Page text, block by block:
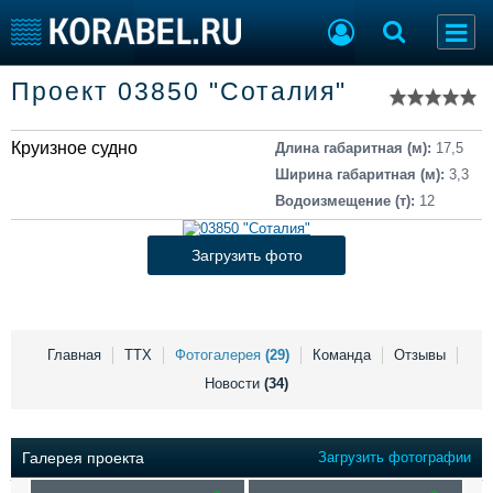
Тип судна
Добавить судно
Добавить проект
Последние 100
Пульс
Крюинг
Торговая площадка
Доска объявлений
Продажа флота
Оборудование
Услуги
Конференции
Флот
Проект 03850 "Соталия"
Круизное судно Длина габаритная (м): 17,5
Ширина габаритная (м): 3,3
Водоизмещение (т): 12
Загрузить фото
Главная ТТХ Фотогалерея (29) Команда
Отзывы
Новости (34)
Галерея проекта Загрузить фотографии